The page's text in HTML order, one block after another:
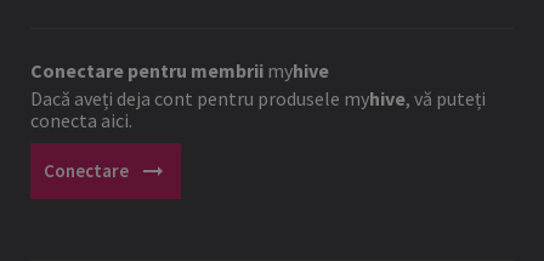
Conectare pentru membrii myhive
Dacă aveți deja cont pentru produsele myhive, vă puteți
conecta aici.
Conectare arrow_right_alt